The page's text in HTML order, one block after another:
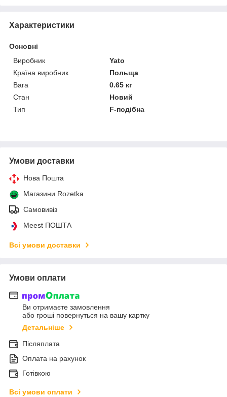
Характеристики
Основні
Виробник
Yato
Країна виробник
Польща
Вага
0.65 кг
Стан
Новий
Тип
F-подібна
Умови доставки
Нова Пошта
Магазини Rozetka
Самовивіз
Meest ПОШТА
Всі умови доставки
Умови оплати
Ви отримаєте замовлення
або гроші повернуться на вашу картку
Детальніше
Післяплата
Оплата на рахунок
Готівкою
Всі умови оплати